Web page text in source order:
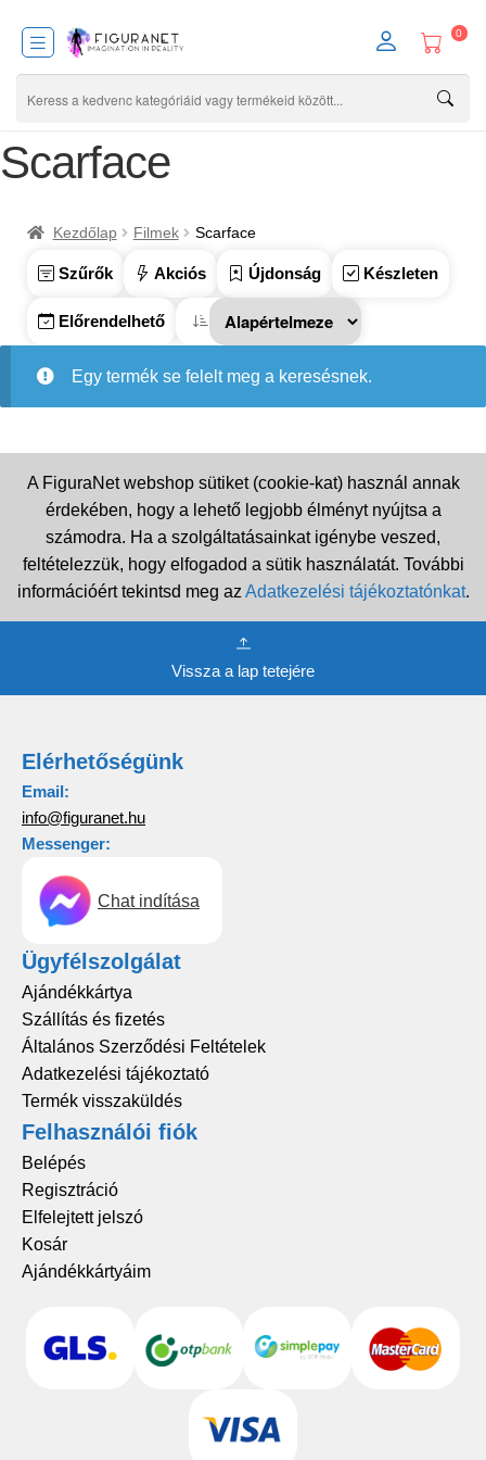
0
Scarface
Kezdőlap Filmek Scarface
Szűrők Akciós Újdonság Készleten
Előrendelhető
Egy termék se felelt meg a keresésnek.
A FiguraNet webshop sütiket (cookie-kat) használ annak
érdekében, hogy a lehető legjobb élményt nyújtsa a
számodra. Ha a szolgáltatásainkat igénybe veszed,
feltételezzük, hogy elfogadod a sütik használatát. További
információért tekintsd meg az Adatkezelési tájékoztatónkat.
Vissza a lap tetejére
Elérhetőségünk
Email:
info@figuranet.hu
Messenger:
Chat indítása
Ügyfélszolgálat
Ajándékkártya
Szállítás és fizetés
Általános Szerződési Feltételek
Adatkezelési tájékoztató
Termék visszaküldés
Felhasználói fiók
Belépés
Regisztráció
Elfelejtett jelszó
Kosár
Ajándékkártyáim